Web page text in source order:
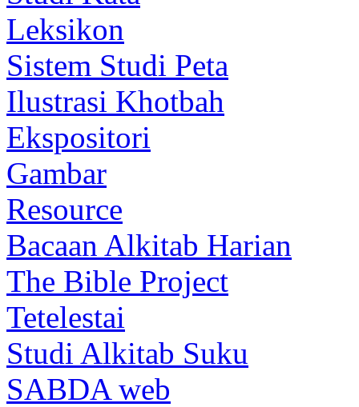
Leksikon
Sistem Studi Peta
Ilustrasi Khotbah
Ekspositori
Gambar
Resource
Bacaan Alkitab Harian
The Bible Project
Tetelestai
Studi Alkitab Suku
SABDA web